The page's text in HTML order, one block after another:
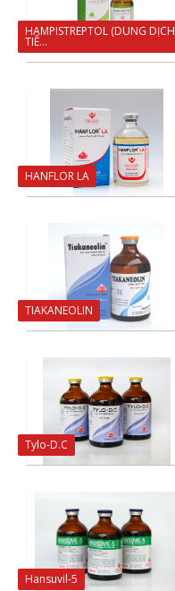
HAMPISTREPTOL (DUNG DỊCH
TIÊ...
HANFLOR LA
TIAKANEOLIN
Tylo-D.C
Hansuvil-5